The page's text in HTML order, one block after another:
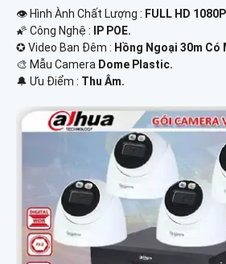
👁 Hình Ành Chất Lượng : FULL HD
🌠 Công Nghệ :
IP POE.
✪ Video Ban Đêm : Hồng Ngoại 30m Có
🎨 Mẫu Camera Dome Plastic.
️🔔 Ưu Điểm : Thu Âm.